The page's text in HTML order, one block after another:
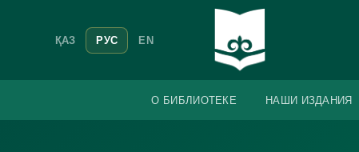
ҚАЗ РУС EN
О БИБЛИОТЕКЕ НАШИ ИЗДАНИЯ